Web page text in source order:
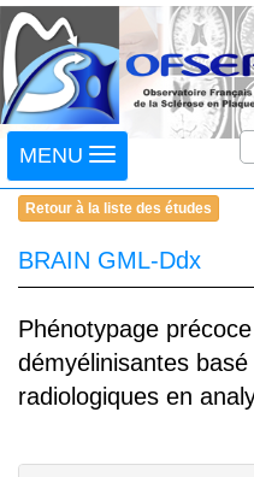
Toggle
navigation
MENU
Retour à la liste des études
BRAIN GML-Ddx
Phénotypage
démyélinisantes
radiologiques en